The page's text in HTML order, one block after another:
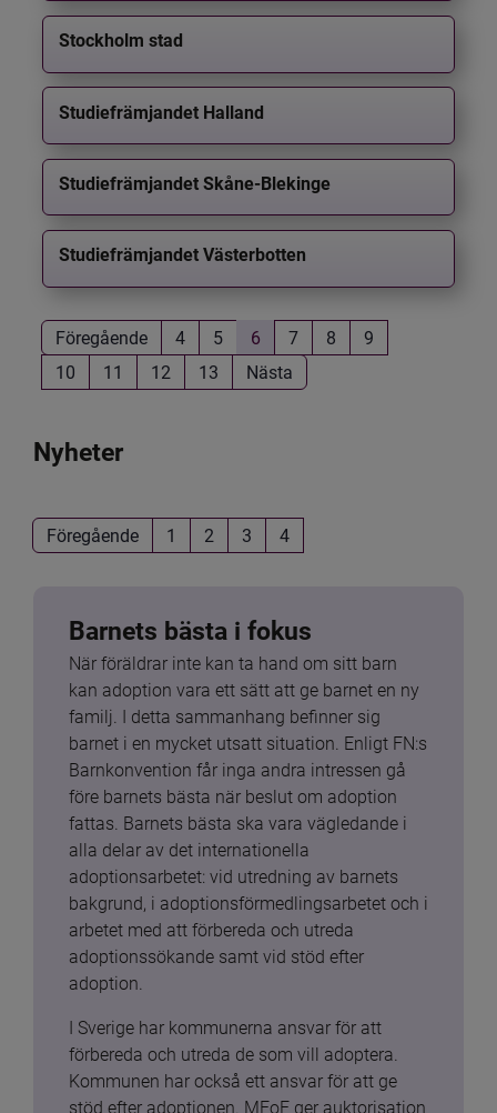
Stockholm stad
Studiefrämjandet Halland
Studiefrämjandet Skåne-Blekinge
Studiefrämjandet Västerbotten
Föregående 4 5 6 7 8
9
10
11 12 13 Nästa
Nyheter
Föregående 1 2 3 4
Barnets bästa i fokus
När föräldrar inte kan ta hand om sitt barn
kan adoption vara ett sätt att ge barnet en ny
familj. I detta sammanhang befinner sig
barnet i en mycket utsatt situation. Enligt FN:s
Barnkonvention får inga andra intressen gå
före barnets bästa när beslut om adoption
fattas. Barnets bästa ska vara vägledande i
alla delar av det internationella
adoptionsarbetet: vid utredning av barnets
bakgrund, i adoptionsförmedlingsarbetet och i
arbetet med att förbereda och utreda
adoptionssökande samt vid stöd efter
adoption.
I Sverige har kommunerna ansvar för att
förbereda och utreda de som vill adoptera.
Kommunen har också ett ansvar för att ge
stöd efter adoptionen. MFoF ger auktorisation